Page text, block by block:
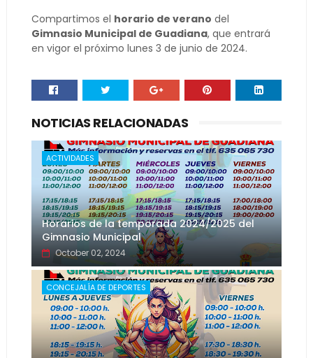
Compartimos el horario de verano del
Gimnasio Municipal de Guadiana, que entrará
en vigor el próximo lunes 3 de junio de 2024.
NOTICIAS RELACIONADAS
ACTIVIDADES
Horarios de la temporada 2024/2025 del
Gimnasio Municipal
October 02, 2024
CONCEJALÍA DE DEPORTES